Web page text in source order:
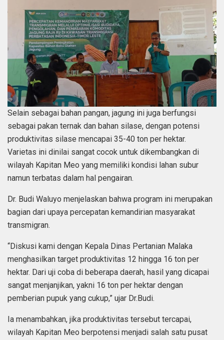
Selain sebagai bahan pangan, jagung ini juga berfungsi
sebagai pakan ternak dan bahan silase, dengan potensi
produktivitas silase mencapai 35-40 ton per hektar.
Varietas ini dinilai sangat cocok untuk dikembangkan di
wilayah Kapitan Meo yang memiliki kondisi lahan subur
namun terbatas dalam hal pengairan.
Dr. Budi Waluyo menjelaskan bahwa program ini merupakan
bagian dari upaya percepatan kemandirian masyarakat
transmigran.
“Diskusi kami dengan Kepala Dinas Pertanian Malaka
menghasilkan target produktivitas 12 hingga 16 ton per
hektar. Dari uji coba di beberapa daerah, hasil yang dicapai
sangat menjanjikan, yakni 16 ton per hektar dengan
pemberian pupuk yang cukup,” ujar Dr.Budi.
Ia menambahkan, jika produktivitas tersebut tercapai,
wilayah Kapitan Meo berpotensi menjadi salah satu pusat